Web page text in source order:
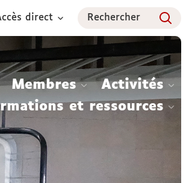
direct Rechercher
Membres
Activités
et ressources